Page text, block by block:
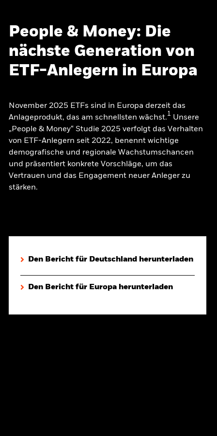
People & Money: Die
nächste Generation von
ETF-Anlegern in Europa
November 2025 ETFs sind in Europa derzeit das
Anlageprodukt, das am schnellsten wächst.1 Unsere
„People & Money“ Studie 2025 verfolgt das Verhalten
von ETF-Anlegern seit 2022, benennt wichtige
demografische und regionale Wachstumschancen
und präsentiert konkrete Vorschläge, um das
Vertrauen und das Engagement neuer Anleger zu
stärken.
Den Bericht für Deutschland herunterladen
Den Bericht für Europa herunterladen